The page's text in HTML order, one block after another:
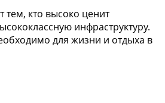
тем, кто высоко ценит
инфраструктуру.
для жизни и отдыха в